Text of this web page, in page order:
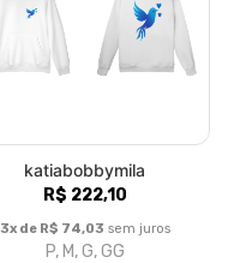
katiabobbymila
R$ 222,10
3x de R$ 74,03 sem juros
P, M, G, GG